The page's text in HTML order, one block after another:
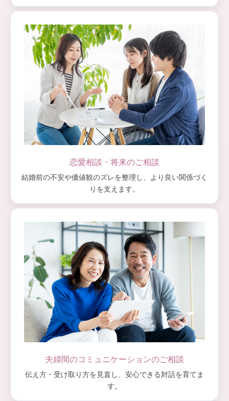
恋愛相談・将来のご相談
結婚前の不安や価値観のズレを整理し、より良い関係づく
りを支えます。
夫婦間のコミュニケーションのご相談
伝え方・受け取り方を見直し、安心できる対話を育てま
す。